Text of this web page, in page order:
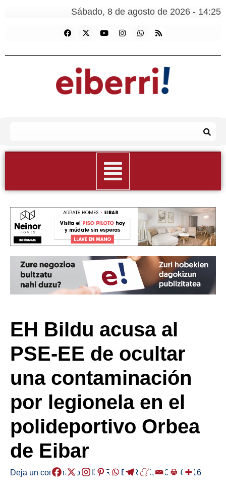
Sábado, 8 de agosto de 2026 - 14:25
EH Bildu acusa al
PSE-EE de ocultar
una contaminación
por legionela en el
polideportivo Orbea
de Eibar
Deja un comentario /EIBAR ,HERRIAK,/2026-05-16